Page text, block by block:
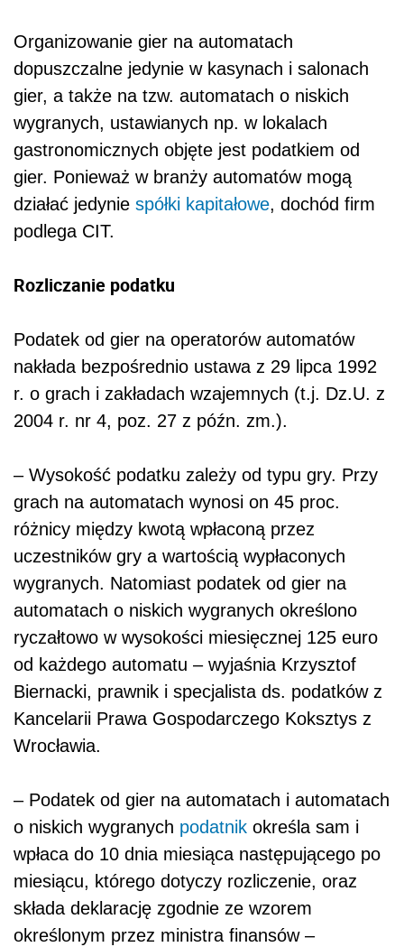
Organizowanie gier na automatach
dopuszczalne jedynie w kasynach i salonach
gier, a także na tzw. automatach o niskich
wygranych, ustawianych np. w lokalach
gastronomicznych objęte jest podatkiem od
gier. Ponieważ w branży automatów mogą
działać jedynie spółki kapitałowe, dochód firm
podlega CIT.
Rozliczanie podatku
Podatek od gier na operatorów automatów
nakłada bezpośrednio ustawa z 29 lipca 1992
r. o grach i zakładach wzajemnych (t.j. Dz.U. z
2004 r. nr 4, poz. 27 z późn. zm.).
– Wysokość podatku zależy od typu gry. Przy
grach na automatach wynosi on 45 proc.
różnicy między kwotą wpłaconą przez
uczestników gry a wartością wypłaconych
wygranych. Natomiast podatek od gier na
automatach o niskich wygranych określono
ryczałtowo w wysokości miesięcznej 125 euro
od każdego automatu – wyjaśnia Krzysztof
Biernacki, prawnik i specjalista ds. podatków z
Kancelarii Prawa Gospodarczego Koksztys z
Wrocławia.
– Podatek od gier na automatach i automatach
o niskich wygranych podatnik określa sam i
wpłaca do 10 dnia miesiąca następującego po
miesiącu, którego dotyczy rozliczenie, oraz
składa deklarację zgodnie ze wzorem
określonym przez ministra finansów –